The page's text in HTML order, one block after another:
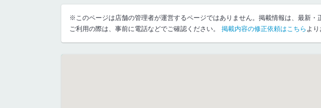
※このページは店舗の管理者が運営するページではありません。掲載情報は、最新・
ご利用の際は、事前に電話などでご確認ください。 掲載内容の修正依頼はこちら より